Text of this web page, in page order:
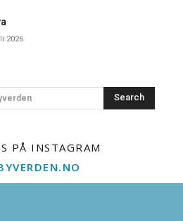
2026
Search
PÅ INSTAGRAM